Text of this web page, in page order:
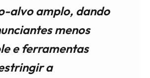
alvo amplo, dando
menos
e ferramentas
a